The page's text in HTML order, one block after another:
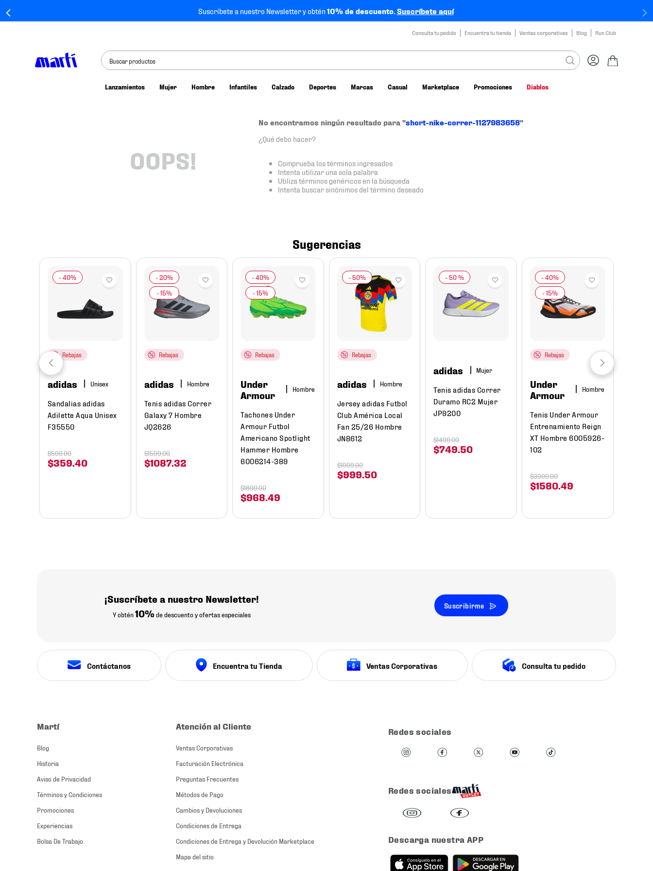
Suscríbete a nuestro Newsletter y obtén10% de descuento.Suscríbete aquí
Consulta tu pedido Encuentra tu tienda Ventas corporativas Blog Run Club
Buscar productos
Lanzamientos Mujer Hombre Infantiles Calzado Deportes Marcas Casual Marketplace Promociones Diablos
OOPS!
No encontramos ningún resultado para "short-nike-correr-1127983658"
¿Qué debo hacer?
Comprueba los términos ingresados
Intenta utilizar una sola palabra
Utiliza términos genéricos en la búsqueda
Intenta buscar sinónimos del término deseado
Sugerencias
Rebajas
adidas
Sandalias adidas
Adilette Aqua Unisex
F35550
$359 40
$599.00
Rebajas
adidas Hombre
Tenis adidas Correr
Galaxy 7 Hombre
JQ2626
$1087. 32
$1599.00
Rebajas
Under
Armour
Hombre
Tachones Under
Armour Futbol
Americano Spotlight
Hammer Hombre
6006214-389
$968 .49
$1899.00
Rebajas
adidas Hombre
Jersey adidas Futbol
Club América Local
Fan 25/26 Hombre
JN8612
$999 50
$1999.00
- 50 %
adidas Mujer
Tenis adidas Correr
Duramo RC2 Mujer
JP9200
$749 50
$1499.00
Rebajas
Under
Armour
Hombre
Tenis Under Armour
Entrenamiento Reign
XT Hombre 6005926-
102
$1580 .49
$3099.00
¡Suscríbete a nuestro Newsletter!
Y obtén10% de descuento y ofertas especiales
Suscribirme
Contáctanos Encuentra tu Tienda Ventas Corporativas Consulta tu pedido
Martí
Blog
Historia
Aviso de Privacidad
Términos y Condiciones
Promociones
Experiencias
Bolsa De Trabajo
Atención al Cliente
Ventas Corporativas
Facturación Electrónica
Preguntas Frecuentes
Métodos de Pago
Cambios y Devoluciones
Condiciones de Entrega
Condiciones de Entrega y Devolución Marketplace
Mapa del sitio
Redes sociales
Redes sociales
Descarga nuestra APP
tenis nike